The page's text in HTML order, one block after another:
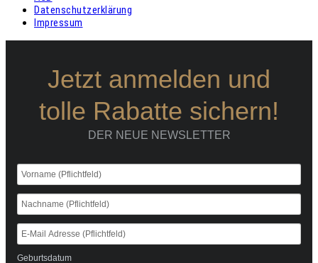
Datenschutzerklärung
Impressum
Jetzt anmelden und
tolle Rabatte sichern!
DER NEUE NEWSLETTER
Geburtsdatum